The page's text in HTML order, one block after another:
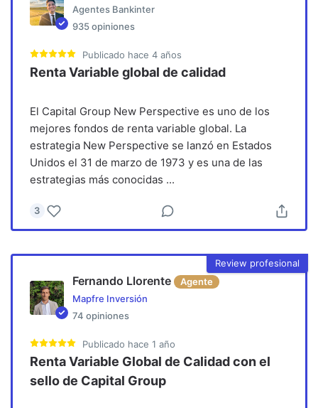
Agentes Bankinter
935 opiniones
Publicado hace 4 años
Renta Variable global de calidad
El Capital Group New Perspective es uno de los
mejores fondos de renta variable global. La
estrategia New Perspective se lanzó en Estados
Unidos el 31 de marzo de 1973 y es una de las
estrategias más conocidas ...
3
Review profesional
Fernando Llorente
Agente
Mapfre Inversión
74 opiniones
Publicado hace 1 año
Renta Variable Global de Calidad con el
sello de Capital Group